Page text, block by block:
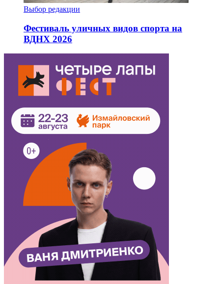
Выбор редакции
Фестиваль уличных видов спорта на
ВДНХ 2026